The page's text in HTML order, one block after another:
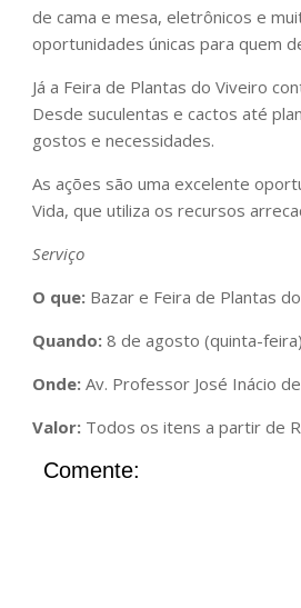
de cama e mesa, eletrônicos e
oportunidades únicas para quem
Já a Feira de Plantas do Viveiro
Desde suculentas e cactos até
gostos e necessidades.
As ações são uma excelente
Vida, que utiliza os recursos
Serviço
O que: Bazar e Feira de Plantas
Quando: 8 de agosto (quinta-
Onde: Av. Professor José Inácio
Valor: Todos os itens a partir de
Comente: